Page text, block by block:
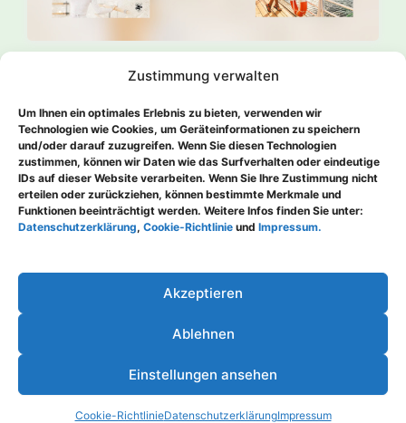
Zustimmung verwalten
Um Ihnen ein optimales Erlebnis zu bieten, verwenden wir
Technologien wie Cookies, um Geräteinformationen zu speichern
und/oder darauf zuzugreifen. Wenn Sie diesen Technologien
zustimmen, können wir Daten wie das Surfverhalten oder eindeutige
IDs auf dieser Website verarbeiten. Wenn Sie Ihre Zustimmung nicht
erteilen oder zurückziehen, können bestimmte Merkmale und
Funktionen beeinträchtigt werden. Weitere Infos finden Sie unter:
Datenschutzerklärung, Cookie-Richtlinie und Impressum.
Akzeptieren
Ablehnen
Einstellungen ansehen
Cookie-RichtlinieDatenschutzerklärungImpressum
ZURÜCK WEITER
Copyright © 2026 Claudia Haase - Hobbyautorin | Präsentiert
Astra-WordPress-Theme
Datenschutzerklärung